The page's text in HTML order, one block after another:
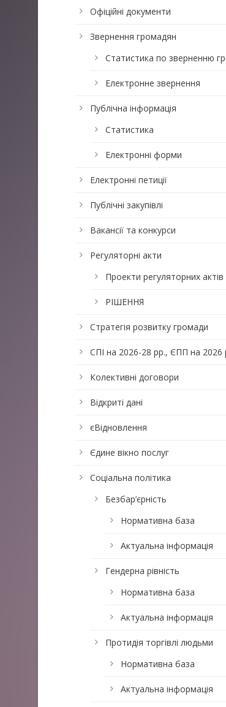
Офіційні документи
Звернення громадян
Статистика по зверненню
Електронне звернення
Публічна інформація
Статистика
Електронні форми
Електронні петиції
Публічні закупівлі
Вакансії та конкурси
Регуляторні акти
Проекти регуляторних актів
РІШЕННЯ
Стратегія розвитку громади
СПІ на 2026-28 рр., ЄПП на 2026
Колективні договори
Відкриті дані
єВідновлення
Єдине вікно послуг
Соціальна політика
Безбар’єрність
Нормативна база
Актуальна інформація
Гендерна рівність
Нормативна база
Актуальна інформація
Протидія торгівлі людьми
Нормативна база
Актуальна інформація